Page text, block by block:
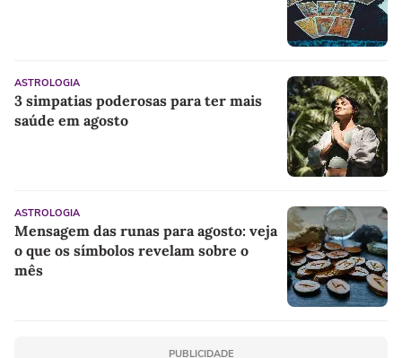
ASTROLOGIA
3 simpatias poderosas para ter mais
saúde em agosto
ASTROLOGIA
Mensagem das runas para agosto: veja
o que os símbolos revelam sobre o
mês
PUBLICIDADE